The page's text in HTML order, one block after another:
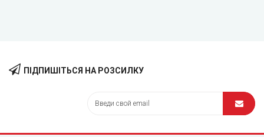
ПІДПИШІТЬСЯ НА РОЗСИЛКУ